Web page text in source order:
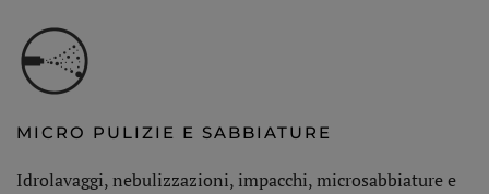
MICRO PULIZIE E SABBIATURE
Idrolavaggi, nebulizzazioni, impacchi, microsabbiature e